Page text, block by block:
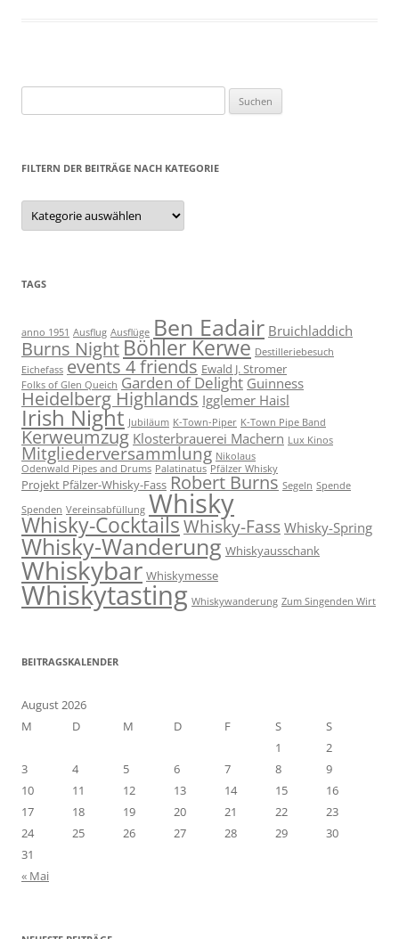
nach:
FILTERN DER BEITRÄGE NACH KATEGORIE
Filtern
der
Beiträge
TAGS
anno 1951 Ausflug Ausflüge Ben Eadair Bruichladdich
Burns Night Böhler Kerwe Destilleriebesuch
Eichefass events 4 friends Ewald J. Stromer
Folks of Glen Queich Garden of Delight Guinness
Heidelberg Highlands Igglemer Haisl
Irish Night Jubiläum K-Town-Piper K-Town Pipe Band
Kerweumzug Klosterbrauerei Machern Lux Kinos
Mitgliederversammlung Nikolaus
Odenwald Pipes and Drums Palatinatus Pfälzer Whisky
Projekt Pfälzer-Whisky-Fass Robert Burns Segeln Spende
Spenden Vereinsabfüllung Whisky
Whisky-CocktailsWhisky-Fass Whisky-Spring
Whisky-Wanderung Whiskyausschank
Whiskybar Whiskymesse
Whiskytasting Whiskywanderung Zum Singenden Wirt
BEITRAGSKALENDER
August 2026
M
D M D F S
S
1
2
3
4 5 6 7 8
9
10
11 12 13 14 15
16
17
18 19 20 21 22
23
24
25 26 27 28 29
30
31
« Mai